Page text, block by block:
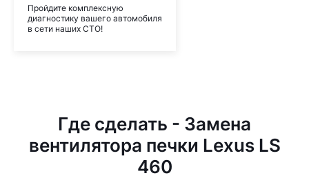
Пройдите комплексную
диагностику вашего автомобиля
в сети наших СТО!
Где сделать - Замена
вентилятора печки Lexus LS
460